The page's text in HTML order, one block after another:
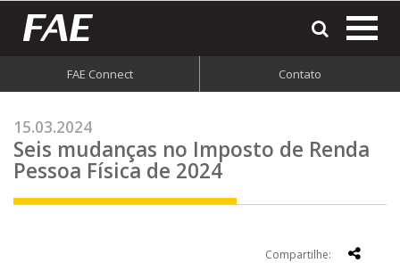
FAE Connect Contato
15.03.2024
Seis mudanças no Imposto de Renda
Pessoa Física de 2024
Compartilhe: